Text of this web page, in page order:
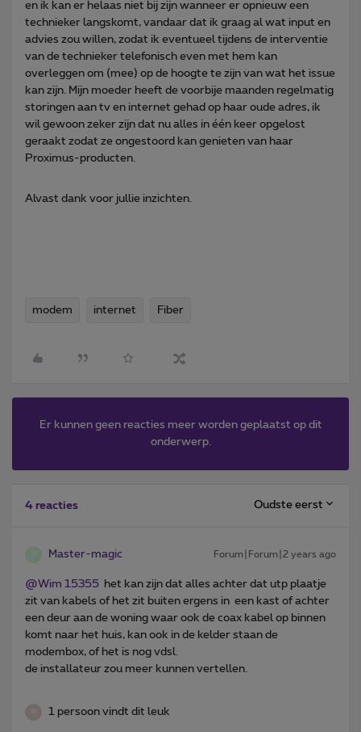
en ik kan er helaas niet bij zijn wanneer er opnieuw een
technieker langskomt, vandaar dat ik graag al wat input en
advies zou willen, zodat ik eventueel tijdens de interventie
van de technieker telefonisch even met hem kan
overleggen om (mee) op de hoogte te zijn van wat het issue
kan zijn. Mijn moeder heeft de voorbije maanden regelmatig
storingen aan tv en internet gehad op haar oude adres, ik
wil gewoon zeker zijn dat nu alles in één keer opgelost
geraakt zodat ze ongestoord kan genieten van haar
Proximus-producten.
Alvast dank voor jullie inzichten.
modem internet Fiber
Er kunnen geen reacties meer worden geplaatst op dit
onderwerp.
4 reacties Oudste eerst
Master-magic Forum|Forum|2 years ago
@Wim 15355 het kan zijn dat alles achter dat utp plaatje
zit van kabels of het zit buiten ergens in een kast of achter
een deur aan de woning waar ook de coax kabel op binnen
komt naar het huis, kan ook in de kelder staan de
modembox, of het is nog vdsl.
de installateur zou meer kunnen vertellen.
1 persoon vindt dit leuk